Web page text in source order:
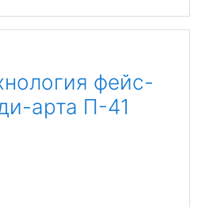
фейс-
арта П-41